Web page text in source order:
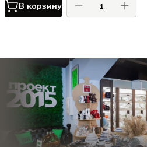
В корзину